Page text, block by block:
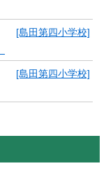
[島田第四小学校]
[島田第四小学校]